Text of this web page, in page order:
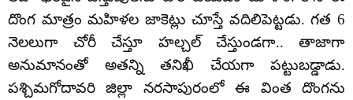
దొంగ మాత్రం మహిళల జాకెట్లు చూస్తే వదిలిపెట్టడు. గత 6
నెలలుగా చోరీ చేస్తూ హల్చల్ చేస్తుండగా.. తాజాగా
అనుమానంతో అతన్ని తనిఖీ చేయగా పట్టుబడ్డాడు.
పశ్చిమగోదావరి జిల్లా నరసాపురంలో ఈ వింత దొంగను